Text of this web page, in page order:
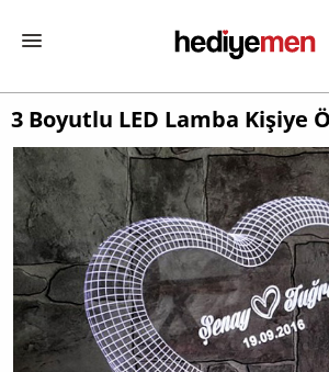
3 Boyutlu LED Lamba Kişiye